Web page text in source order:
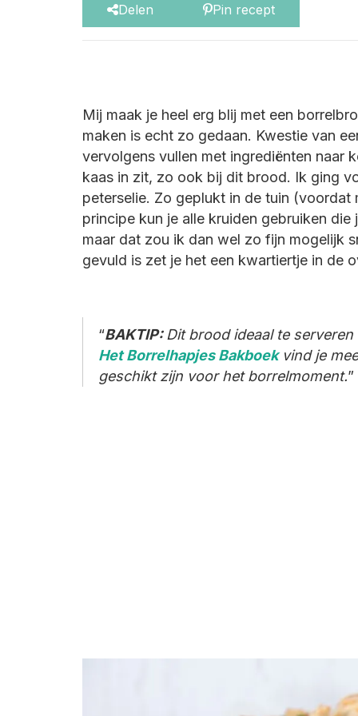
Delen Pin recept
Mij maak je heel erg blij met een
maken is echt zo gedaan. Kwestie van
vervolgens vullen met ingrediënten naar
kaas in zit, zo ook bij dit brood. Ik ging
peterselie. Zo geplukt in de tuin
principe kun je alle kruiden gebruiken
maar dat zou ik dan wel zo fijn mogelijk
gevuld is zet je het een kwartiertje in de
BAKTIP: Dit brood ideaal te
Het Borrelhapjes Bakboekvind je
geschikt zijn voor het borrelmoment.